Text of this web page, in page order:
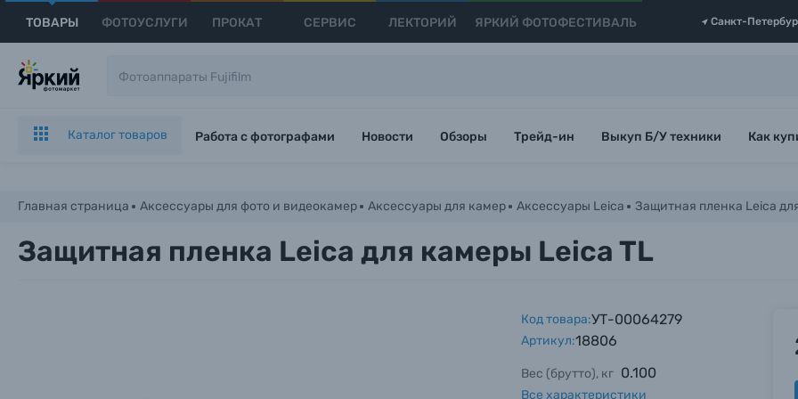
ТОВАРЫ ФОТОУСЛУГИ ПРОКАТ СЕРВИС ЛЕКТОРИЙ ЯРКИЙ ФОТОФЕСТИВАЛЬ Санкт-
Каталог товаров Работа с фотографами Новости Обзоры Трейд-ин Выкуп Б/У техники Как
Главная страница Аксессуары для фото и видеокамер Аксессуары для камер Аксессуары Leica Защитная пленка Leica
Защитная пленка Leica для камеры Leica TL
Код товара:УТ-00064279
Артикул:18806
Вес (брутто), кг 0.100
Все характеристики